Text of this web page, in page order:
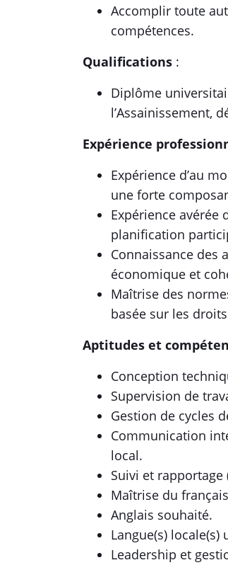
Accomplir toute
compétences.
Qualifications :
Diplôme
l’Assainissement,
Expérience
Expérience d’au
une forte
Expérience avérée
planification
Connaissance des
économique et
Maîtrise des
basée sur les
Aptitudes et
Conception
Supervision de
Gestion de cycles
Communication
local.
Suivi et rapportage
Maîtrise du
Anglais souhaité.
Langue(s) locale(s)
Leadership et